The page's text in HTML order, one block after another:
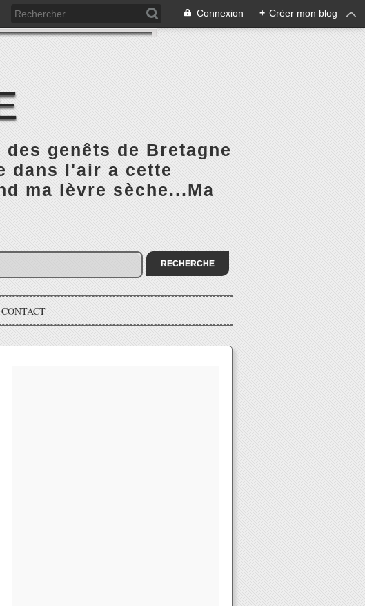
Connexion + Créer mon blog
genêts de Bretagne
dans l'air a cette
ma lèvre sèche...Ma
CONTACT